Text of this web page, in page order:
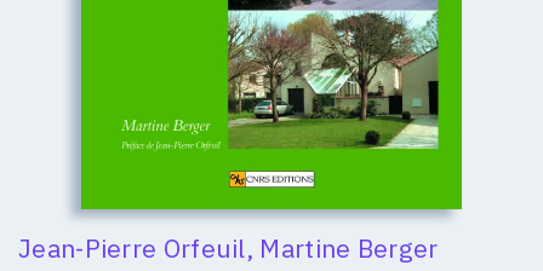
Jean-Pierre Orfeuil, Martine Berger